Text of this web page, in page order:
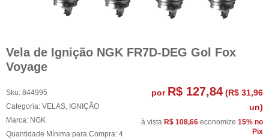
Vela de Ignição NGK FR7D-DEG Gol Fox
Voyage
Sku: 844995
Categoria: VELAS, IGNIÇÃO
Marca: NGK
Quantidade Mínima para Compra: 4
por R$ 127,84 (R$ 31,96
un)
à vista R$ 108,66 economize 15% no
Pix